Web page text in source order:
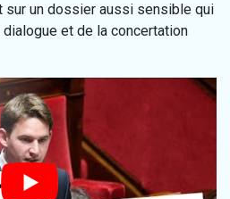
sur un dossier aussi sensible qui
et de la concertation